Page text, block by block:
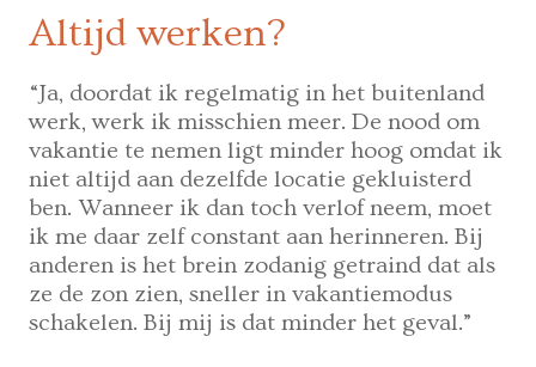
Altijd werken?
“Ja, doordat ik regelmatig in het buitenland
werk, werk ik misschien meer. De nood om
vakantie te nemen ligt minder hoog omdat ik
niet altijd aan dezelfde locatie gekluisterd
ben. Wanneer ik dan toch verlof neem, moet
ik me daar zelf constant aan herinneren. Bij
anderen is het brein zodanig getraind dat als
ze de zon zien, sneller in vakantiemodus
schakelen. Bij mij is dat minder het geval.”